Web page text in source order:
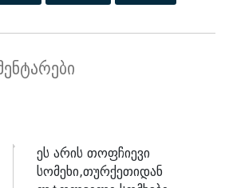
ეს არის თოფჩიევი
სომეხი,თურქეთიდან